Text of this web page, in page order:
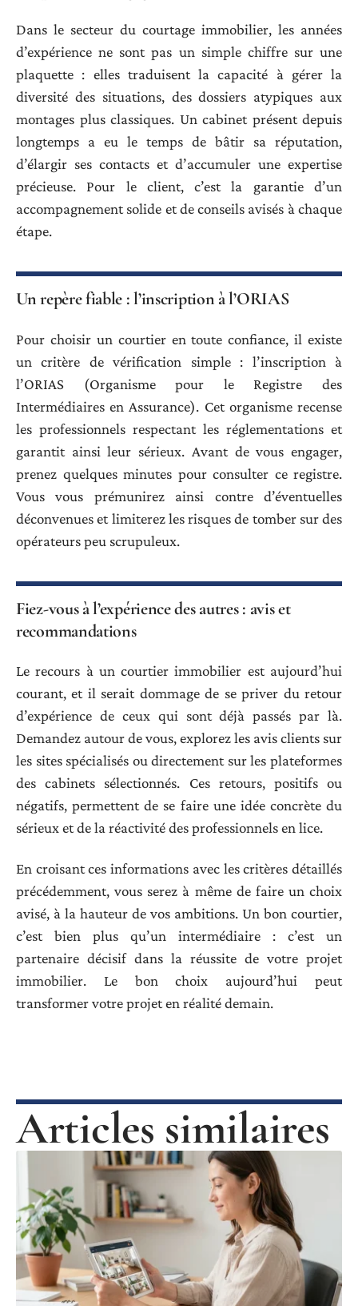
Dans le secteur du courtage immobilier, les années
d’expérience ne sont pas un simple chiffre sur une
plaquette : elles traduisent la capacité à gérer la
diversité des situations, des dossiers atypiques aux
montages plus classiques. Un cabinet présent depuis
longtemps a eu le temps de bâtir sa réputation,
d’élargir ses contacts et d’accumuler une expertise
précieuse. Pour le client, c’est la garantie d’un
accompagnement solide et de conseils avisés à chaque
étape.
Un repère fiable : l’inscription à l’ORIAS
Pour choisir un courtier en toute confiance, il existe
un critère de vérification simple : l’inscription à
l’ORIAS (Organisme pour le Registre des
Intermédiaires en Assurance). Cet organisme recense
les professionnels respectant les réglementations et
garantit ainsi leur sérieux. Avant de vous engager,
prenez quelques minutes pour consulter ce registre.
Vous vous prémunirez ainsi contre d’éventuelles
déconvenues et limiterez les risques de tomber sur des
opérateurs peu scrupuleux.
Fiez-vous à l’expérience des autres : avis et
recommandations
Le recours à un courtier immobilier est aujourd’hui
courant, et il serait dommage de se priver du retour
d’expérience de ceux qui sont déjà passés par là.
Demandez autour de vous, explorez les avis clients sur
les sites spécialisés ou directement sur les plateformes
des cabinets sélectionnés. Ces retours, positifs ou
négatifs, permettent de se faire une idée concrète du
sérieux et de la réactivité des professionnels en lice.
En croisant ces informations avec les critères détaillés
précédemment, vous serez à même de faire un choix
avisé, à la hauteur de vos ambitions. Un bon courtier,
c’est bien plus qu’un intermédiaire : c’est un
partenaire décisif dans la réussite de votre projet
immobilier. Le bon choix aujourd’hui peut
transformer votre projet en réalité demain.
Articles similaires